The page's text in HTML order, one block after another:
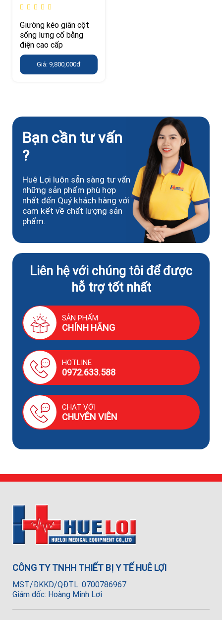
Giường kéo giãn cột
sống lưng cổ bằng
điện cao cấp
Giá: 9,800,000đ
Bạn cần tư vấn
?
Huê Lợi luôn sẵn sàng tư vấn
những sản phẩm phù hợp
nhất đến Quý khách hàng với
cam kết về chất lượng sản
phẩm.
Liên hệ với chúng tôi để được
hỗ trợ tốt nhất
SẢN PHẨM
CHÍNH HÃNG
HOTLINE
0972.633.588
CHAT VỚI
CHUYÊN VIÊN
CÔNG TY TNHH THIẾT BỊ Y TẾ HUÊ LỢI
MST/ĐKKD/QĐTL: 0700786967
Giám đốc: Hoàng Minh Lợi